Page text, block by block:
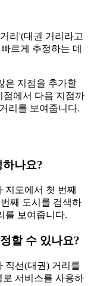
리'(대권 거리라고
르게 추정하는 데
은 지점을 추가할
점에서 다음 지점까
리를 보여줍니다.
나요?
지도에서 첫 번째
째 도시를 검색하
를 보여줍니다.
할 수 있나요?
직선(대권) 거리를
서비스를 사용하